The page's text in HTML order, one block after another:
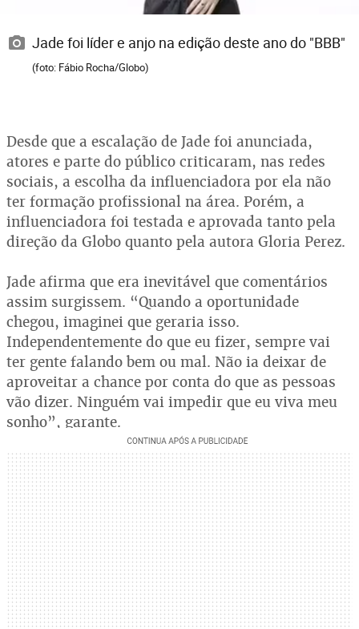
Jade foi líder e anjo na edição deste ano do "BBB"
(foto: Fábio Rocha/Globo)
Desde que a escalação de Jade foi anunciada,
atores e parte do público criticaram, nas redes
sociais, a escolha da influenciadora por ela não
ter formação profissional na área. Porém, a
influenciadora foi testada e aprovada tanto pela
direção da Globo quanto pela autora Gloria Perez.
Jade afirma que era inevitável que comentários
assim surgissem. “Quando a oportunidade
chegou, imaginei que geraria isso.
Independentemente do que eu fizer, sempre vai
ter gente falando bem ou mal. Não ia deixar de
aproveitar a chance por conta do que as pessoas
vão dizer. Ninguém vai impedir que eu viva meu
sonho”, garante.